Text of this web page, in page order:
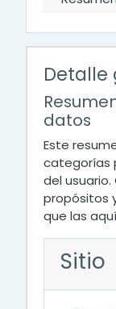
Detalle
datos
Este
categorías
del
propósitos
que las
Sitio